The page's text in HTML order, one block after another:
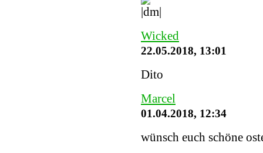
Wicked
22.05.2018, 13:01
Dito
Marcel
01.04.2018, 12:34
wünsch euch schöne